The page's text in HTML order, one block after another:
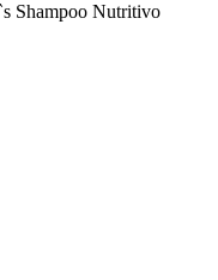
Shampoo Nutritivo